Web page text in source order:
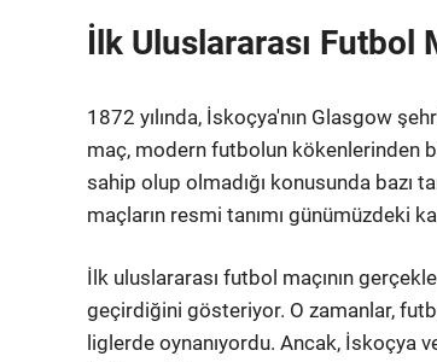
İlk Uluslararası Futbol
1872 yılında, İskoçya'nın Glasgow
maç, modern futbolun kökenlerinden
sahip olup olmadığı konusunda bazı
maçların resmi tanımı günümüzdeki
İlk uluslararası futbol maçının
geçirdiğini gösteriyor. O zamanlar,
liglerde oynanıyordu. Ancak, İskoçya